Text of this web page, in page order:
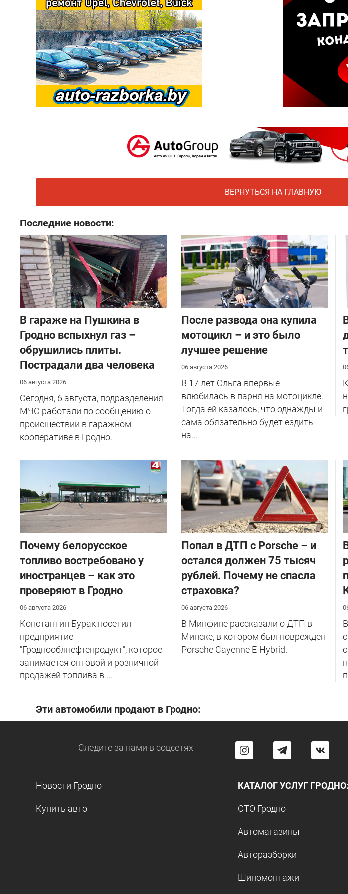
ВЕРНУТЬСЯ НА ГЛАВНУЮ
Последние новости:
В гараже на Пушкина в
Гродно вспыхнул газ –
обрушились плиты.
Пострадали два человека
06 августа 2026
Сегодня, 6 августа, подразделения
МЧС работали по сообщению о
происшествии в гаражном
кооперативе в Гродно.
После развода она купила
мотоцикл – и это было
лучшее решение
06 августа 2026
В 17 лет Ольга впервые
влюбилась в парня на мотоцикле.
Тогда ей казалось, что однажды и
сама обязательно будет ездить
на...
Почему белорусское
топливо востребовано у
иностранцев – как это
проверяют в Гродно
06 августа 2026
Константин Бурак посетил
предприятие
"Гроднооблнефтепродукт", которое
занимается оптовой и розничной
продажей топлива в ...
​Попал в ДТП с Porsche – и
остался должен 75 тысяч
рублей. Почему не спасла
страховка?
06 августа 2026
В Минфине рассказали о ДТП в
Минске, в котором был поврежден
Porsche Cayenne E-Hybrid.
Эти автомобили продают в Гродно:
Следите за нами в соцсетях
Новости Гродно
Купить авто
КАТАЛОГ УСЛУГ ГРОДНО:
СТО Гродно
Автомагазины
Авторазборки
Шиномонтажи